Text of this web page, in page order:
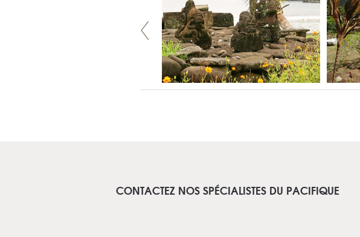
CONTACTEZ NOS SPÉCIALISTES DU PACIFIQUE